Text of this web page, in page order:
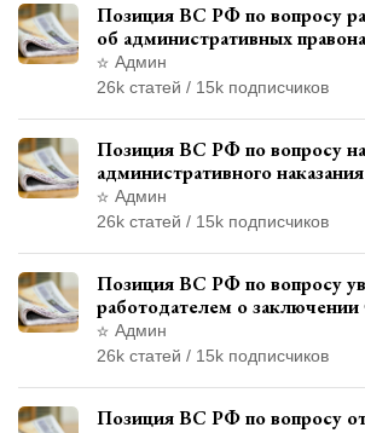
Позиция ВС РФ по вопросу
об административных
месту жительства и сроков
привлечения к
Админ
26k статей / 15k подписчиков
Позиция ВС РФ по вопросу
административного
права управления
Админ
26k статей / 15k подписчиков
Позиция ВС РФ по вопросу
работодателем о заключении
договора с бывшим
служащим
Админ
26k статей / 15k подписчиков
Позиция ВС РФ по вопросу